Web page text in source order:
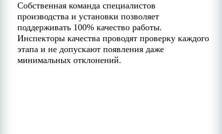
Собственная команда специалистов
производства и установки позволяет
поддерживать 100% качество работы.
Инспекторы качества проводят проверку каждого
этапа и не допускают появления даже
минимальных отклонений.